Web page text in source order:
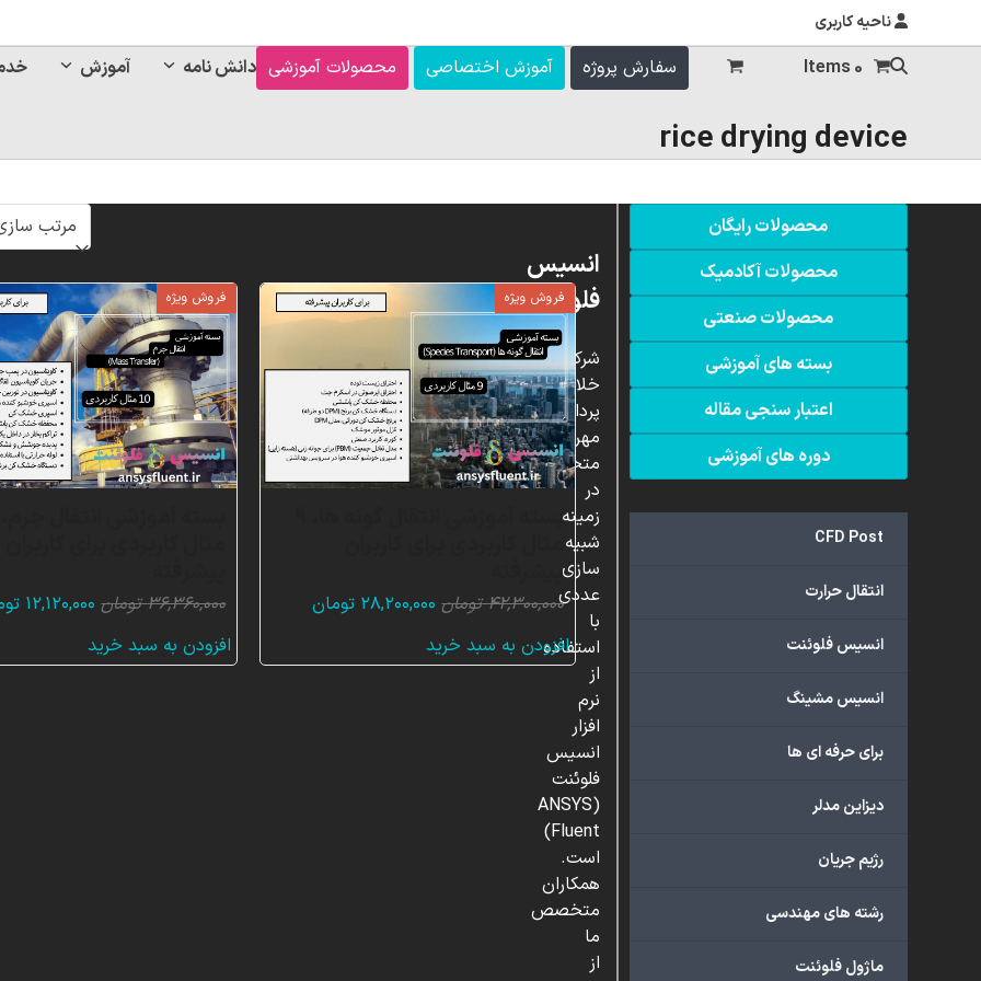
ناحیه کاربری
آموزش دانش نامه محصولات آموزشی آموزش اختصاصی سفارش پروژه 0 Items
rice drying device
فروش ویژه
پیشرفته
۴۲,۳۰۰,۰۰۰ تومان قیمت
۲۸,۲۰۰,۰۰۰ تومانقیمت
افزودن به سبد خرید
فروش ویژه
۳۶,۳۶۰,۰۰۰ تومان قیمت
۱۲,۱۲۰,۰۰۰
افزودن به سبد خرید
محصولات رایگان
محصولات آکادمیک
محصولات صنعتی
بسته های آموزشی
اعتبار سنجی مقاله
دوره های آموزشی
CFD Post
انتقال حرارت
انسیس فلوئنت
انسیس مشینگ
برای حرفه ای ها
دیزاین مدلر
رژیم جریان
رشته های مهندسی
ماژول فلوئنت
انسیس
فلوئنت
شرکت
خلاق
پردازشگران
مهر،
متخصص
در
زمینه
شبیه
سازی
عددی
با
استفاده
از
نرم
افزار
انسیس
فلوئنت
(ANSYS
Fluent)
است.
همکاران
متخصص
ما
از